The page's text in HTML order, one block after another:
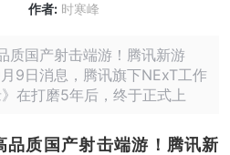
作者: 时寒峰
质国产射击端游！腾讯新游
9日消息，腾讯旗下NExT工作
在打磨5年后，终于正式上
质国产射击端游！腾讯新